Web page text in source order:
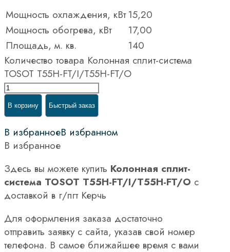
Мощность охлаждения, кВт 15,20
Мощность обогрева, кВт
17,00
Площадь, м. кв.
140
Количество товара Колонная сплит-система
TOSOT Т55H-FT/I/Т55H-FT/O
В корзину Быстрый заказ
В избранноеВ избранном
В избранное
Здесь вы можете купить Колонная сплит-
система TOSOT Т55H-FT/I/Т55H-FT/O с
доставкой в г/пгт Керчь
Для оформления заказа достаточно
отправить заявку с сайта, указав свой номер
телефона. В самое ближайшее время с вами